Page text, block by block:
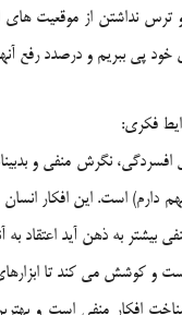
نداشتن از موقعيت هاي
پي ببريم و درصدد رفع
فكري:
نگرش منفي و
دارم) است. اين افكار
بيشتر به ذهن آيد
و كوشش مي كند تا